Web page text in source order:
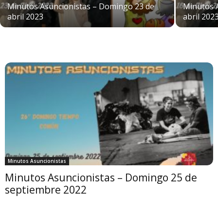
Minutos Asuncionistas – Domingo 23 de
abril 2023
Minutos
abril
Minutos Asuncionistas
Minutos Asuncionistas – Domingo 25 de
septiembre 2022